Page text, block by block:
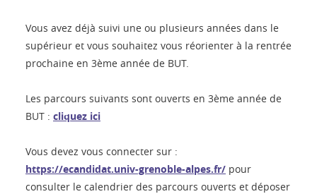
Vous avez déjà suivi une ou plusieurs années dans le
supérieur et vous souhaitez vous réorienter à la rentrée
prochaine en 3ème année de BUT.
Les parcours suivants sont ouverts en 3ème année de
BUT : cliquez ici
Vous devez vous connecter sur :
https://ecandidat.univ-grenoble-alpes.fr/ pour
consulter le calendrier des parcours ouverts et déposer